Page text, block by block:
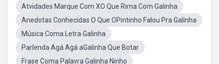
Atvidades Marque Com XO Que Rima Com Galinha
Anedotas Conhecidas O Que OPintinho Falou Pra Galinha
Música Coma Letra Galinha
Parlenda Agá Agá aGalinha Que Botar
Frase Coma Palavra Galinha Ninho